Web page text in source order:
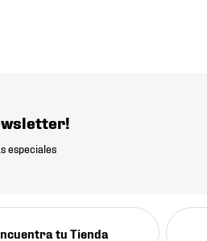
especiales
tu Tienda